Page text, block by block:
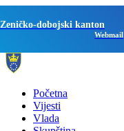
Zeničko-dobojski kanton
Webmail
Početna
Vijesti
Vlada